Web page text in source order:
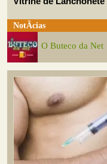
NotÃ­cias
O Buteco da Net